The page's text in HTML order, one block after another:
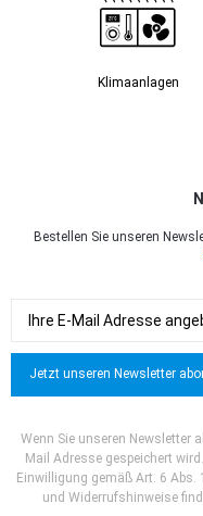
Klimaanlagen
Bestellen Sie unseren
Jetzt unseren Newsletter
Wenn Sie unseren Newsletter
Mail Adresse gespeichert
Einwilligung gemäß Art. 6 Abs.
und Widerrufshinweise